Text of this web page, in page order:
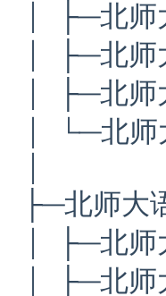
│ │ ├─北师
│ │ ├─北师
│ │ ├─北师
│ │ └─北师
│ ├─北师大
│ │ ├─北师
│ │ ├─北师